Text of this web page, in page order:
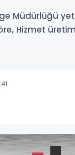
Müdürlüğü
Hizmet üretim